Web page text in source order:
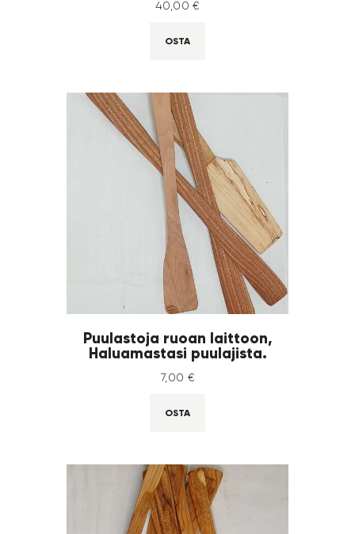
40 00 €
OSTA
Puulastoja ruoan laittoon,
Haluamastasi puulajista.
7, 00 €
OSTA